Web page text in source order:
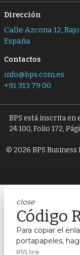
Dirección
Calle Azcona 12,
España
Contactos
info@bps.com.es
+91 313 79 00
BPS está inscrita
24.100, Folio 172,
© 2026 BPS Business
close
Código
Para copiar el
portapapeles,
RSS link